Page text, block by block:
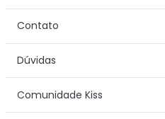
Contato
Dúvidas
Comunidade Kiss